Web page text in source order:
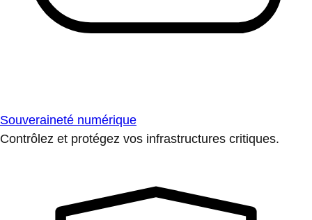
Souveraineté numérique
Contrôlez et protégez vos infrastructures critiques.